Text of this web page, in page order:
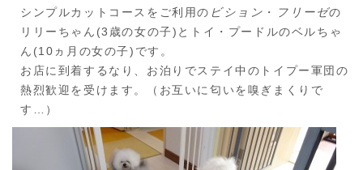
シンプルカットコースをご利用の ビション ・ フリーゼの
リリーちゃん(3歳の女の子)とトイ・プードルのベルちゃ
ん(10ヵ月の女の子)です。
お店に到着するなり、お泊りでステイ中のトイプー軍団の
熱烈歓迎を受けます。（お互いに匂いを嗅ぎまくりで
す…）